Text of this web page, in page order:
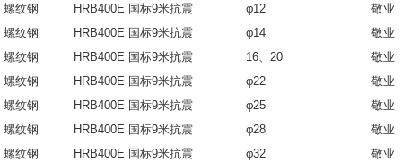
螺纹钢
HRB400E 国标9米抗震 φ12
敬业
螺纹钢
HRB400E 国标9米抗震 φ14
敬业
螺纹钢
HRB400E 国标9米抗震 16、20
敬业
螺纹钢
HRB400E 国标9米抗震 φ22
敬业
螺纹钢
HRB400E 国标9米抗震 φ25
敬业
螺纹钢
HRB400E 国标9米抗震 φ28
敬业
螺纹钢
HRB400E 国标9米抗震 φ32
敬业